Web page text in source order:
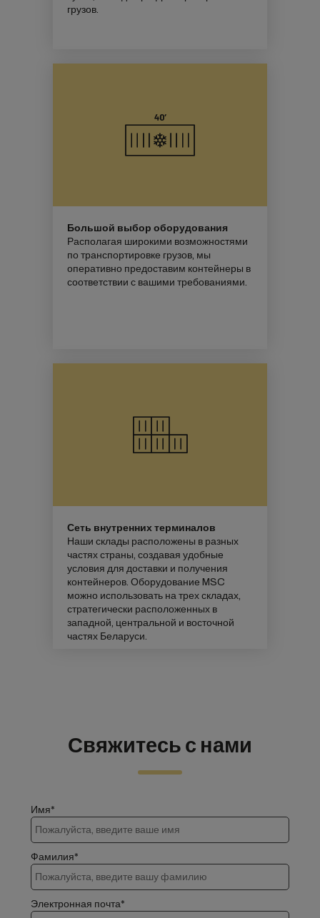
грузов.
Большой выбор оборудования
Располагая широкими возможностями
по транспортировке грузов, мы
оперативно предоставим контейнеры в
соответствии с вашими требованиями.
Сеть внутренних терминалов
Наши склады расположены в разных
частях страны, создавая удобные
условия для доставки и получения
контейнеров. Оборудование MSC
можно использовать на трех складах,
стратегически расположенных в
западной, центральной и восточной
частях Беларуси.
Свяжитесь с нами
Имя*
Фамилия*
Электронная почта*